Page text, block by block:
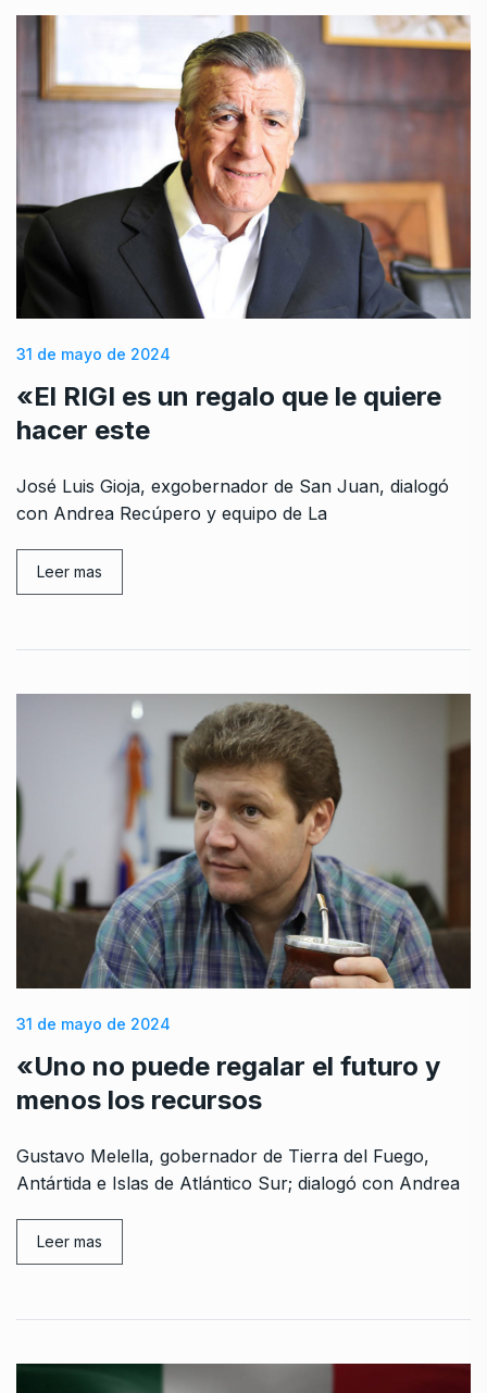
31 de mayo de 2024
«El RIGI es un regalo que le quiere
hacer este
José Luis Gioja, exgobernador de San Juan, dialogó
con Andrea Recúpero y equipo de La
Leer mas
31 de mayo de 2024
«Uno no puede regalar el futuro y
menos los recursos
Gustavo Melella, gobernador de Tierra del Fuego,
Antártida e Islas de Atlántico Sur; dialogó con Andrea
Leer mas